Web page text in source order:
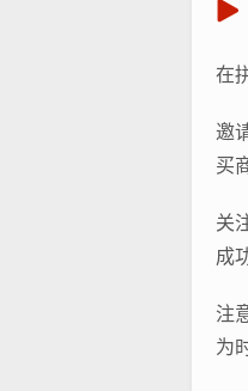
在
邀
买
关
成
注
为